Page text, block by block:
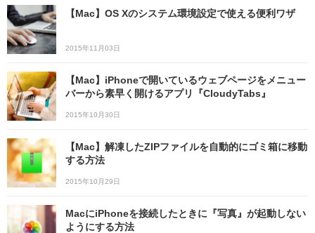
【Mac】OS Xのシステム環境設定で使える便利ワザ
2015年11月03日
【Mac】iPhoneで開いているウェブページをメニュー
バーから素早く開けるアプリ『CloudyTabs』
2015年10月30日
【Mac】解凍したZIPファイルを自動的にゴミ箱に移動
する方法
2015年10月29日
MacにiPhoneを接続したときに『写真』が起動しない
ようにする方法